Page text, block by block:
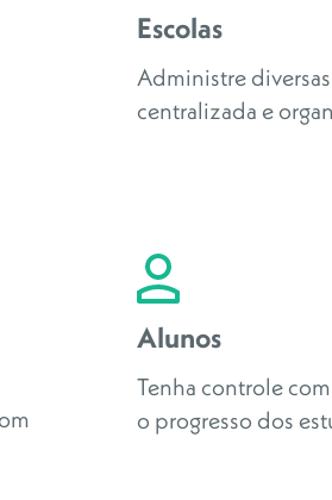
Escolas
Administre
centralizada e
Alunos
Tenha controle
o progresso dos